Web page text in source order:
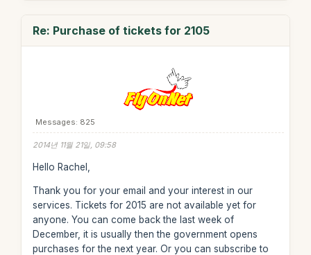
Re: Purchase of tickets for 2105
Messages: 825
2014년 11월 21일, 09:58
Hello Rachel,
Thank you for your email and your interest in our
services. Tickets for 2015 are not available yet for
anyone. You can come back the last week of
December, it is usually then the government opens
purchases for the next year. Or you can subscribe to